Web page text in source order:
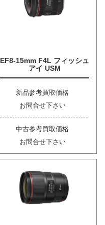
EF8-15mm F4L フィッシュ
アイ USM
新品参考買取価格
お問合せ下さい
中古参考買取価格
お問合せ下さい